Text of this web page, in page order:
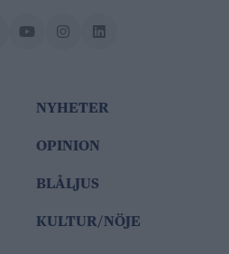
NYHETER
OPINION
BLÅLJUS
KULTUR/NÖJE